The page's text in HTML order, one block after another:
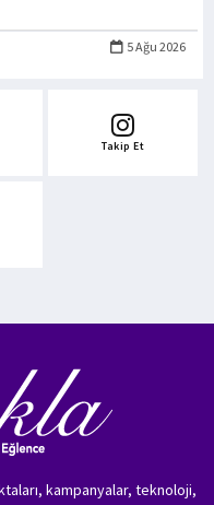
5 Ağu 2026
Takip Et
kampanyalar, teknoloji,